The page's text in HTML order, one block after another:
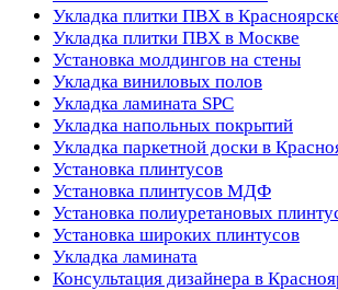
Укладка плитки ПВХ в
Укладка плитки ПВХ в Москве
Установка молдингов на стены
Укладка виниловых полов
Укладка ламината SPC
Укладка напольных покрытий
Укладка паркетной доски в
Установка плинтусов
Установка плинтусов МДФ
Установка полиуретановых
Установка широких плинтусов
Укладка ламината
Консультация дизайнера в